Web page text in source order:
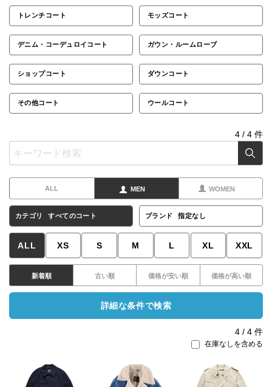
トレンチコート モッズコート
デニム・コーデュロイコート ガウン・ルームローブ
ショップコート ダウンコート
その他コート ウールコート
4 / 4 件
ALL MEN WOMEN
カテゴリ すべてのコート ブランド 指定なし
ALL XS S M L XL XXL
新着順 古い順 価格が安い順 価格が高い順
詳細な条件で検索
4 / 4 件
在庫なしを含める